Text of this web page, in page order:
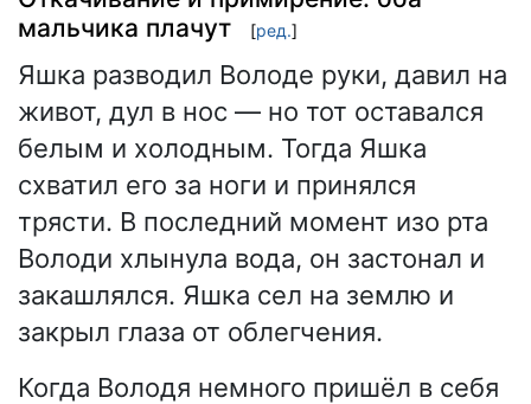
мальчика плачут
[ред.]
Яшка разводил Володе руки, давил на
живот, дул в нос — но тот оставался
белым и холодным. Тогда Яшка
схватил его за ноги и принялся
трясти. В последний момент изо рта
Володи хлынула вода, он застонал и
закашлялся. Яшка сел на землю и
закрыл глаза от облегчения.
Когда Володя немного пришёл в себя